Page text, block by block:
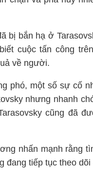
bị bắn hạ ở
cuộc tấn công
về người.
phó, một số sự cố
nhưng nhanh
cũng đã
nhấn mạnh rằng
đang tiếp tục theo